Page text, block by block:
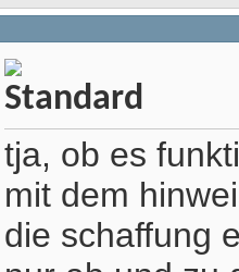
tja, ob es
mit dem
die schaffung